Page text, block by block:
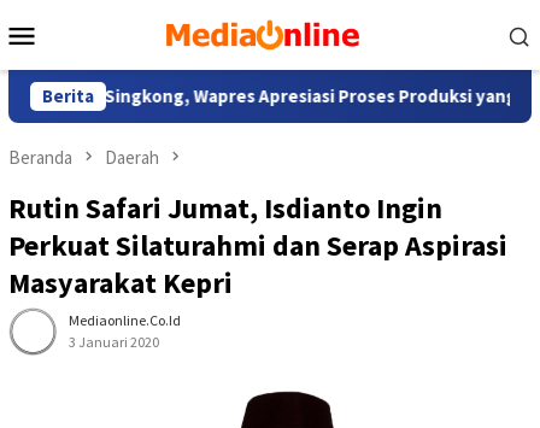
ke
Mobile
Berita
Singkong, Wapres Apresiasi Proses Produksi yang
Beranda Daerah
Rutin Safari Jumat, Isdianto Ingin
Perkuat Silaturahmi dan Serap Aspirasi
Masyarakat Kepri
Mediaonline.co.id
3 Januari 2020